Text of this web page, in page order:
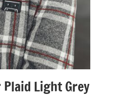
Light Grey